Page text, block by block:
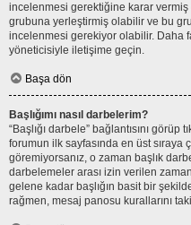
incelenmesi gerektiğine karar vermiş
grubuna yerleştirmiş olabilir ve bu
incelenmesi gerekiyor olabilir. Daha
yöneticisiyle iletişime geçin.
Başa dön
Başlığımı nasıl darbelerim?
“Başlığı darbele” bağlantısını görüp
forumun ilk sayfasında en üst sıraya
göremiyorsanız, o zaman başlık
darbelemeler arası izin verilen
gelene kadar başlığın basit bir
rağmen, mesaj panosu kurallarını